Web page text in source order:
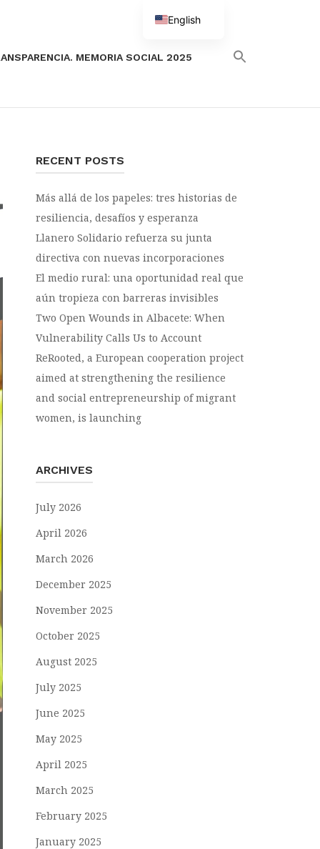
MEMORIA SOCIAL 2025
RECENT POSTS
Más allá de los papeles: tres historias de
resiliencia, desafíos y esperanza
Llanero Solidario refuerza su junta
directiva con nuevas incorporaciones
El medio rural: una oportunidad real que
aún tropieza con barreras invisibles
Two Open Wounds in Albacete: When
Vulnerability Calls Us to Account
ReRooted, a European cooperation project
aimed at strengthening the resilience
and social entrepreneurship of migrant
women, is launching
ARCHIVES
July 2026
April 2026
March 2026
December 2025
November 2025
October 2025
August 2025
July 2025
June 2025
May 2025
April 2025
March 2025
February 2025
January 2025
English